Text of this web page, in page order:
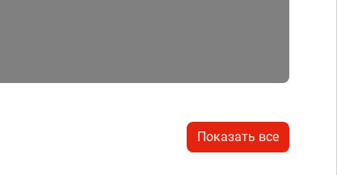
Показать все